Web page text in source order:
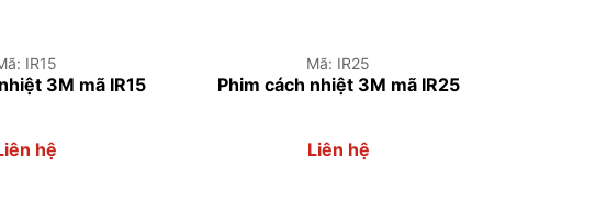
IR15
3M mã IR15
hệ
Mã: IR25
Phim cách nhiệt 3M mã IR25
Liên hệ